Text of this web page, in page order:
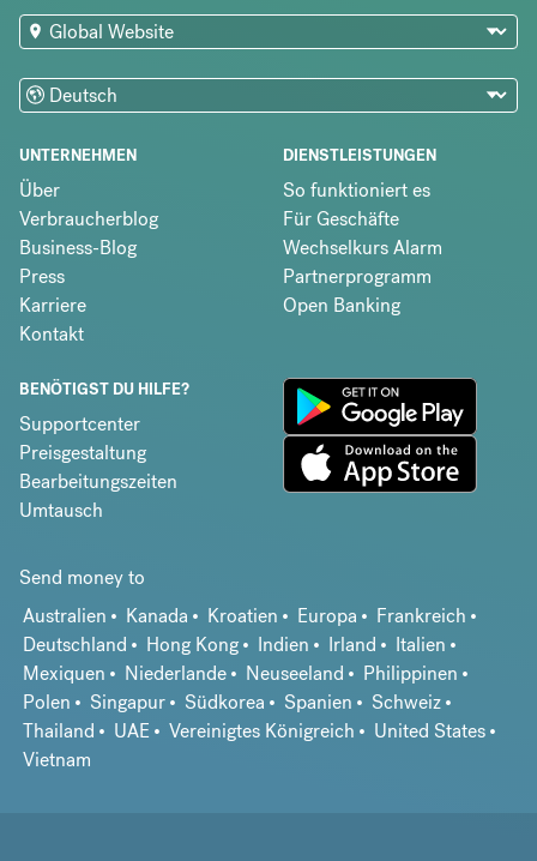
UNTERNEHMEN
Über
Verbraucherblog
Business-Blog
Press
Karriere
Kontakt
DIENSTLEISTUNGEN
So funktioniert es
Für Geschäfte
Wechselkurs Alarm
Partnerprogramm
Open Banking
BENÖTIGST DU HILFE?
Supportcenter
Preisgestaltung
Bearbeitungszeiten
Umtausch
Send money to
Australien
Kanada Kroatien Europa
Frankreich
Deutschland
Hong Kong Indien Irland
Italien
Mexiquen
Niederlande Neuseeland
Philippinen
Polen
Singapur Südkorea Spanien
Schweiz
Thailand
UAE Vereinigtes Königreich
United States
Vietnam